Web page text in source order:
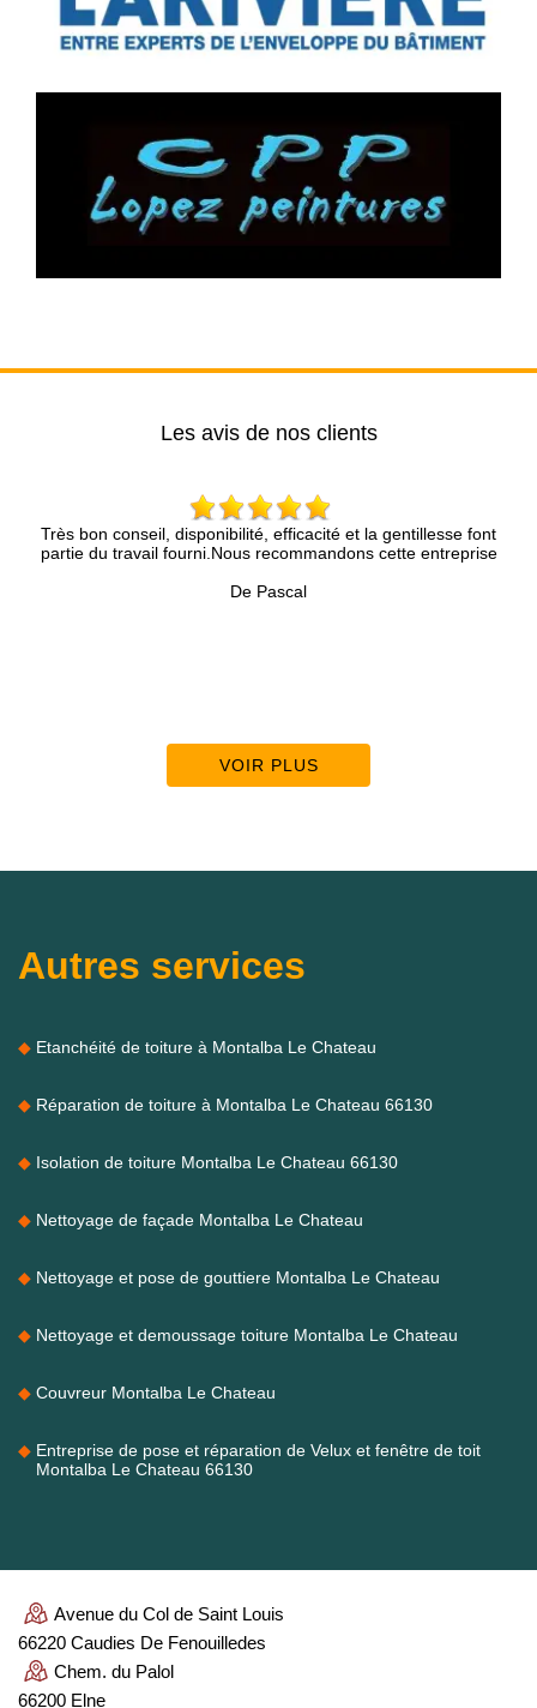
Les avis de nos clients
Très bon conseil, disponibilité, efficacité et la gentillesse font
partie du travail fourni.Nous recommandons cette entreprise
De Pascal
VOIR PLUS
Autres services
Etanchéité de toiture à Montalba Le Chateau
Réparation de toiture à Montalba Le Chateau 66130
Isolation de toiture Montalba Le Chateau 66130
Nettoyage de façade Montalba Le Chateau
Nettoyage et pose de gouttiere Montalba Le Chateau
Nettoyage et demoussage toiture Montalba Le Chateau
Couvreur Montalba Le Chateau
Entreprise de pose et réparation de Velux et fenêtre de toit
Montalba Le Chateau 66130
Avenue du Col de Saint Louis
66220 Caudies De Fenouilledes
Chem. du Palol
66200 Elne